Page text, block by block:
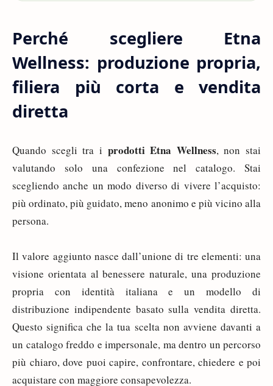
Perché scegliere Etna
Wellness: produzione propria,
filiera più corta e vendita
diretta
Quando scegli tra i prodotti Etna Wellness, non stai
valutando solo una confezione nel catalogo. Stai
scegliendo anche un modo diverso di vivere l’acquisto:
più ordinato, più guidato, meno anonimo e più vicino alla
persona.
Il valore aggiunto nasce dall’unione di tre elementi: una
visione orientata al benessere naturale, una produzione
propria con identità italiana e un modello di
distribuzione indipendente basato sulla vendita diretta.
Questo significa che la tua scelta non avviene davanti a
un catalogo freddo e impersonale, ma dentro un percorso
più chiaro, dove puoi capire, confrontare, chiedere e poi
acquistare con maggiore consapevolezza.